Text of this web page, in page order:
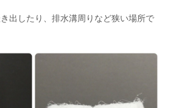
出したり、排水溝周りなど狭い場所で